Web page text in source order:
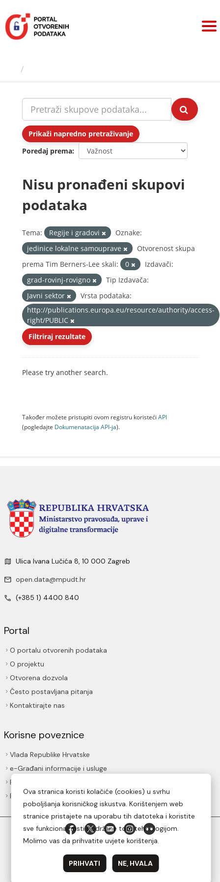
sadržaj
Prikaži napredno pretraživanje
Poredaj prema
Nisu pronađeni skupovi
podataka
Tema: Regije i gradovi
Oznake:
jedinice lokalne samouprave
Otvorenost skupa
prema Tim Berners-Lee skali:
0
Izdavači:
grad-rovinj-rovigno
Tip Izdavača:
Javni sektor
Vrsta podataka:
http://publications.europa.eu/resource/authority/access-
right/PUBLIC
Filtriraj rezultate
Please try another search.
Također možete pristupiti ovom registru koristeći API
(pogledajte Dokumenаtаcijа API-jа).